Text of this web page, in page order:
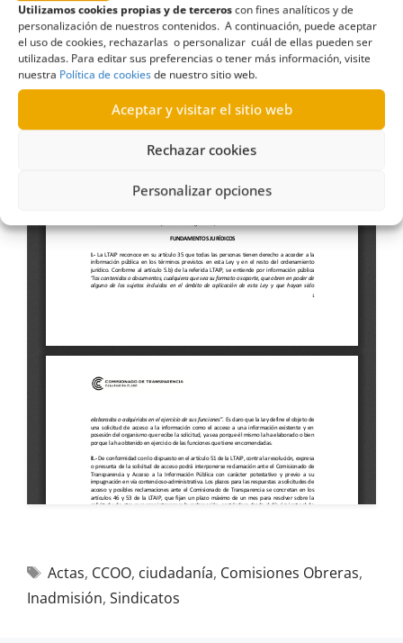
Utilizamos cookies propias y de terceroscon fines analíticos y de
personalización de nuestros contenidos. A continuación, puede aceptar
el uso de cookies, rechazarlas o personalizar cuál de ellas pueden ser
utilizadas. Para editar sus preferencias o tener más información, visite
nuestra Política de cookiesde nuestro sitio web.
Aceptar y visitar el sitio web
Rechazar cookies
Personalizar opciones
Actas, CCOO, ciudadanía, Comisiones Obreras,
Inadmisión, Sindicatos